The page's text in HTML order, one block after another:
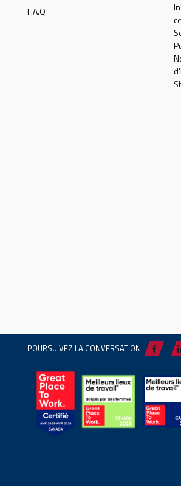
F.A.Q
POURSUIVEZ LA CONVERSATION